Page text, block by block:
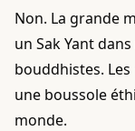
Non. La grande
un Sak Yant
bouddhistes.
une boussole
monde.